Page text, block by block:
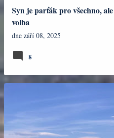
Syn je parťák pro všechno,
volba
dne září 08, 2025
8